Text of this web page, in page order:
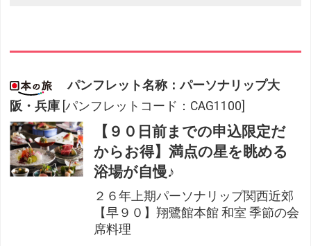
パンフレット名称：パーソナリップ大
阪・兵庫 [パンフレットコード：CAG1100]
【９０日前までの申込限定だ
からお得】満点の星を眺める
浴場が自慢♪
２６年上期パーソナリップ関西近郊
【早９０】翔鷺館本館 和室 季節の会
席料理